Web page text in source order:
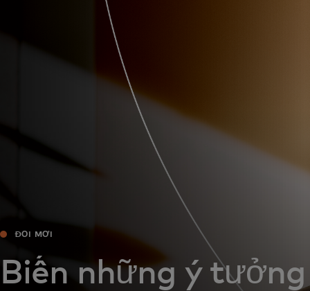
Dành cho bạn
Dành cho doanh nghiệp
Dành cho thế giới
Dành cho nhà đổi mới
ĐỔI MỚI
Biến những ý tưởng